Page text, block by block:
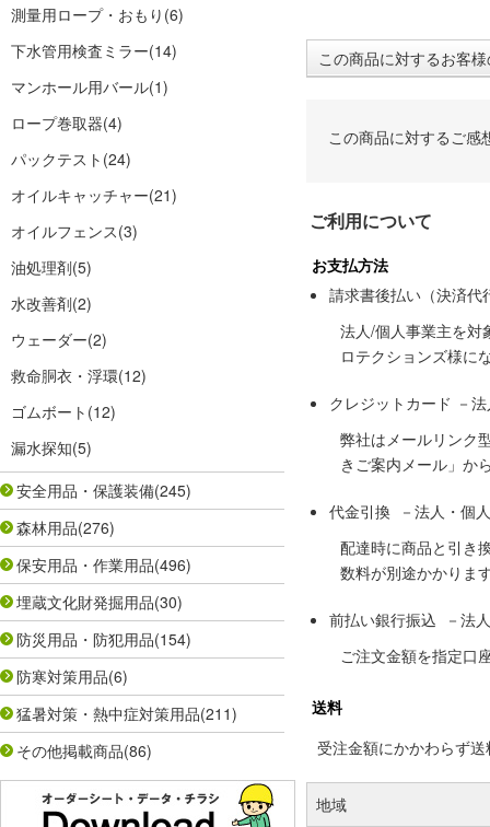
測量用ロープ・おもり (6)
下水管用検査ミラー(14)
マンホール用バール(1)
ロープ巻取器(4)
パックテスト (24)
オイルキャッチャー(21)
オイルフェンス(3)
油処理剤(5)
水改善剤(2)
ウェーダー(2)
救命胴衣・浮環(12)
ゴムボート (12)
漏水探知(5)
安全用品・保護装備(245)
森林用品(276)
保安用品・作業用品(496)
埋蔵文化財発掘用品(30)
防災用品・防犯用品(154)
防寒対策用品(6)
猛暑対策・熱中症対策用品(211)
その他掲載商品(86)
この商品に対するお客
この商品に対するご感
ご利用について
お支払方法
請求書後払い（決済代
法人/個人事業主を対
ロテクションズ様に
クレジットカード －
弊社はメールリンク
きご案内メール」か
代金引換 －法人・個
配達時に商品と引き
数料が別途かかりま
前払い銀行振込 －法
ご注文金額を指定口
送料
受注金額にかかわらず
地域